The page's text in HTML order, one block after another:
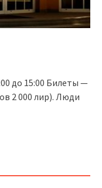
до 15:00 Билеты —
2 000 лир). Люди